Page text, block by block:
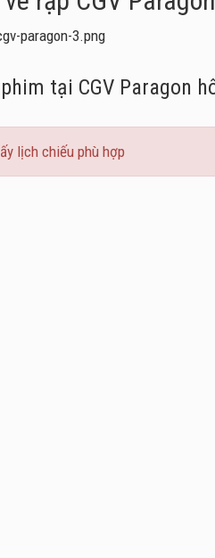
thành chọn lựa cho những
paragon-3.png
tại CGV Paragon
lịch chiếu phù hợp